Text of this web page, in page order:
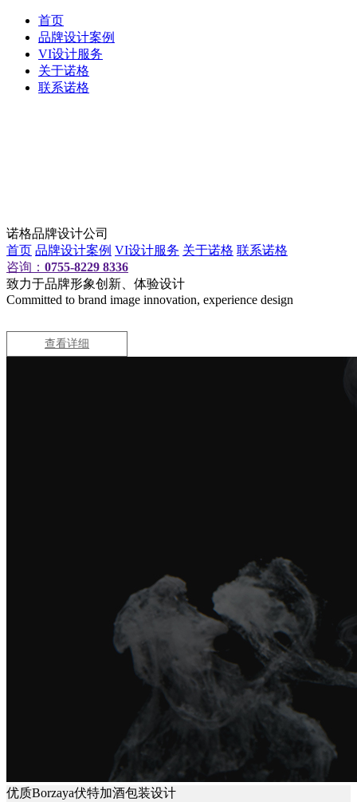
首页
品牌设计案例
VI设计服务
关于诺格
联系诺格
诺格品牌设计公司
首页 品牌设计案例 VI设计服务 关于诺格 联系诺格
咨询： 0755-8229 8336
致力于品牌形象创新、体验设计
Committed to brand image innovation, experience design
查看详细
优质Borzaya伏特加酒包装设计